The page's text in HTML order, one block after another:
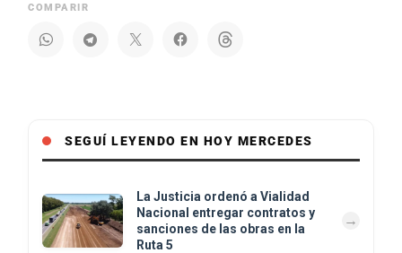
COMPARIR
SEGUÍ LEYENDO EN HOY MERCEDES
La Justicia ordenó a Vialidad
Nacional entregar contratos y
sanciones de las obras en la
Ruta 5